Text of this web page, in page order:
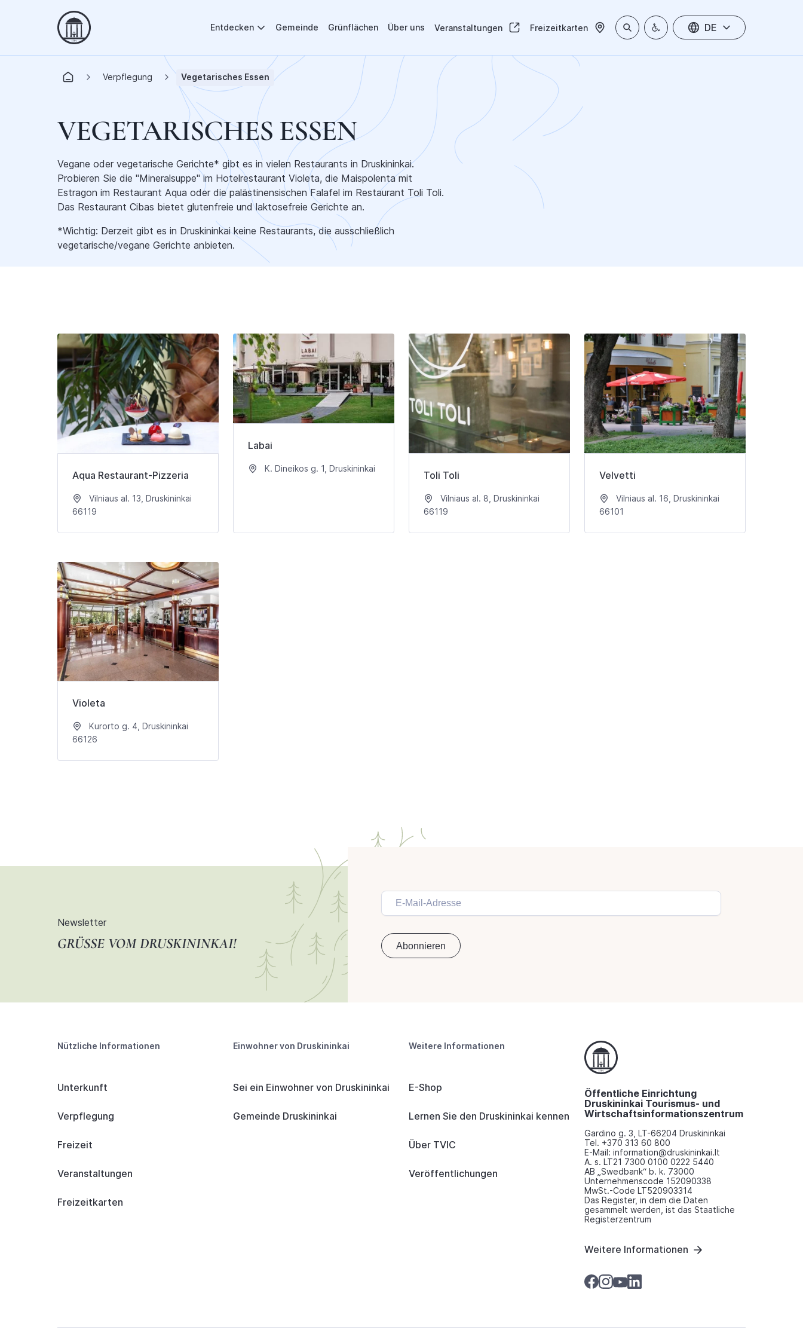
Entdecken Gemeinde Grünflächen Über uns Veranstaltungen Freizeitkarten DE
Verpflegung Vegetarisches Essen
VEGETARISCHES ESSEN
Vegane oder vegetarische Gerichte* gibt es in vielen Restaurants in Druskininkai.
Probieren Sie die "Mineralsuppe" im Hotelrestaurant Violeta, die Maispolenta mit
Estragon im Restaurant Aqua oder die palästinensischen Falafel im Restaurant Toli Toli.
Das Restaurant Cibas bietet glutenfreie und laktosefreie Gerichte an.
*Wichtig: Derzeit gibt es in Druskininkai keine Restaurants, die ausschließlich
vegetarische/vegane Gerichte anbieten.
Aqua Restaurant-Pizzeria
Vilniaus al. 13, Druskininkai
66119
Labai
K. Dineikos g. 1, Druskininkai
Toli Toli
Vilniaus al. 8, Druskininkai
66119
Velvetti
Vilniaus al. 16, Druskininkai
66101
Violeta
Kurorto g. 4, Druskininkai
66126
Newsletter
GRÜSSE VOM DRUSKININKAI!
Nützliche Informationen
Unterkunft
Verpflegung
Freizeit
Veranstaltungen
Freizeitkarten
Einwohner von Druskininkai
Sei ein Einwohner von Druskininkai
Gemeinde Druskininkai
Weitere Informationen
E-Shop
Lernen Sie den Druskininkai kennen
Über TVIC
Veröffentlichungen
Öffentliche Einrichtung
Druskininkai Tourismus- und
Wirtschaftsinformationszentrum
Gardino g. 3, LT-66204 Druskininkai
Tel. +370 313 60 800
E-Mail: information@druskininkai.lt
A. s. LT21 7300 0100 0222 5440
AB „Swedbank“ b. k. 73000
Unternehmenscode 152090338
MwSt.-Code LT520903314
Das Register, in dem die Daten
gesammelt werden, ist das Staatliche
Registerzentrum
Weitere Informationen